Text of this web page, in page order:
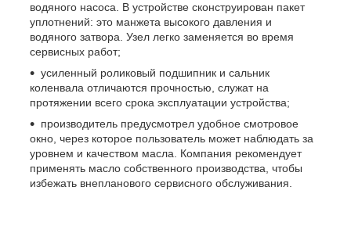
водяного насоса. В устройстве сконструирован пакет
уплотнений: это манжета высокого давления и
водяного затвора. Узел легко заменяется во время
сервисных работ;
усиленный роликовый подшипник и сальник
коленвала отличаются прочностью, служат на
протяжении всего срока эксплуатации устройства;
производитель предусмотрел удобное смотровое
окно, через которое пользователь может наблюдать за
уровнем и качеством масла. Компания рекомендует
применять масло собственного производства, чтобы
избежать внепланового сервисного обслуживания.